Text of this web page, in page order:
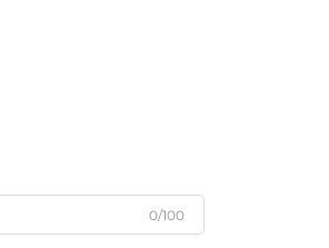
0/100